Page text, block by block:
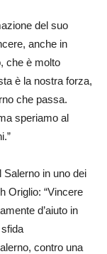
del suo
anche in
che è molto
è la nostra forza,
che passa.
speriamo al
Salerno in uno dei
Origlio: “Vincere
d’aiuto in
contro una